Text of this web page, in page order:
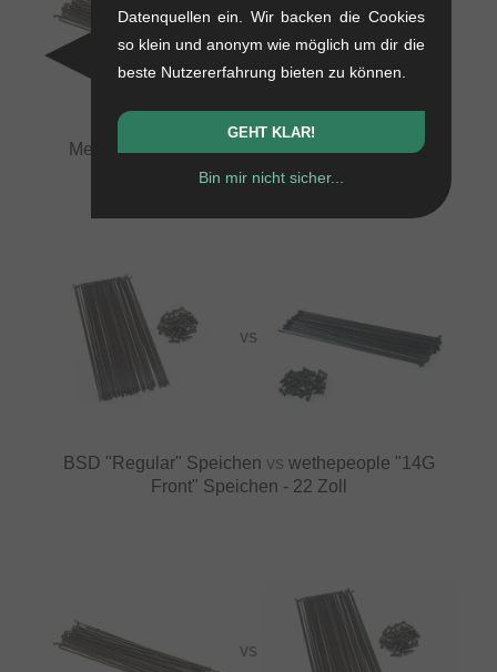
VS
Merritt BMX "14G" Speichen (Ohne Nippel)vs
Odyssey BMX "Race" Speichen
VS
BSD "Regular" Speichen vs wethepeople "14G
Front" Speichen - 22 Zoll
VS
Datenquellen ein. Wir backen die Cookies
so klein und anonym wie möglich um dir die
beste Nutzererfahrung bieten zu können.
GEHT KLAR!
Bin mir nicht sicher...